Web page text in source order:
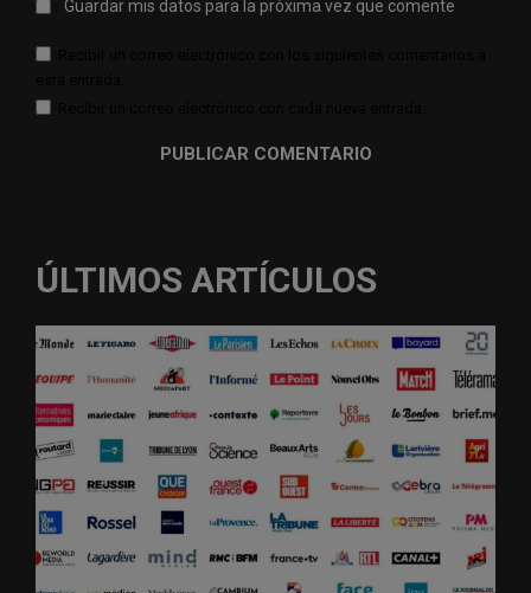
Guardar mis datos para la próxima vez que comente
ÚLTIMOS ARTÍCULOS